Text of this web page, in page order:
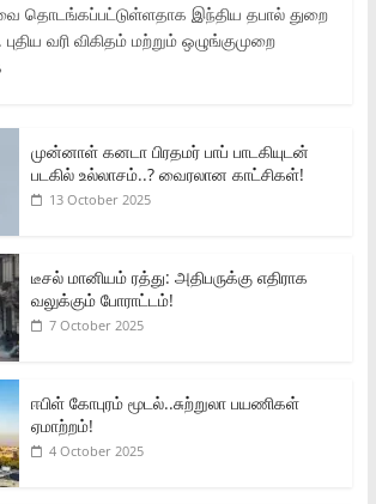
தொடங்கப்பட்டுள்ளதாக இந்திய தபால் துறை
வரி விகிதம் மற்றும் ஒழுங்குமுறை
முன்னாள் கனடா பிரதமர் பாப் பாடகியுடன்
படகில் உல்லாசம்..? வைரலான காட்சிகள்!
13 October 2025
டீசல் மானியம் ரத்து: அதிபருக்கு எதிராக
வலுக்கும் போராட்டம்!
7 October 2025
ஈபிள் கோபுரம் மூடல்..சுற்றுலா பயணிகள்
ஏமாற்றம்!
4 October 2025